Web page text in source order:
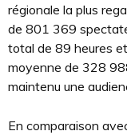
régionale la plus
de 801 369
total de 89 heures
moyenne de 328
maintenu une
En comparaison